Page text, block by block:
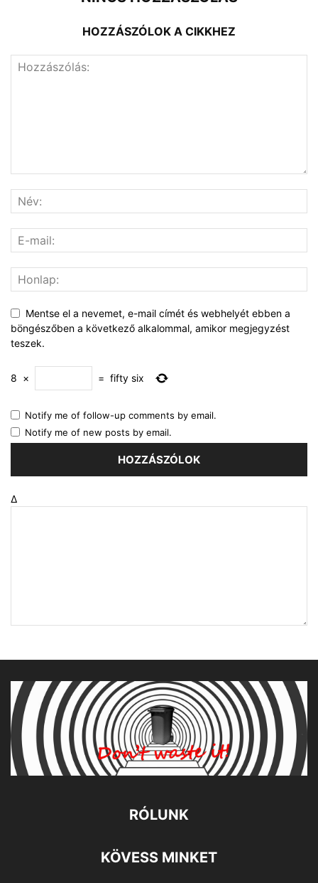
HOZZÁSZÓLOK A CIKKHEZ
Mentse el a nevemet, e-mail címét és webhelyét ebben a
böngészőben a következő alkalommal, amikor megjegyzést
teszek.
8 × = fifty six
Notify me of follow-up comments by email.
Notify me of new posts by email.
Δ
RÓLUNK
KÖVESS MINKET